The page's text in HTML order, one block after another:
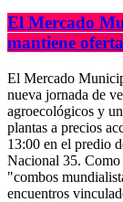
El Mercado
mantiene
El Mercado
nueva jornada de
agroecológicos y
plantas a precios
13:00 en el predio
Nacional 35. Como
"combos
encuentros